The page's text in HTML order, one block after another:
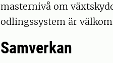
masternivå om
odlingssystem är
Samverkan